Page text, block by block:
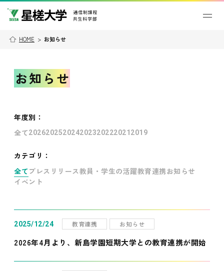
HOME > お知らせ
お知らせ
年度別 ：
全て202620252024202320222021 2019
カテゴリ：
全て プレスリリース教員・学生の活躍教育連携お知らせ
イベント
2025/12/24 教育連携 お知らせ
2026年4月より、新島学園短期大学との教育連携が開始